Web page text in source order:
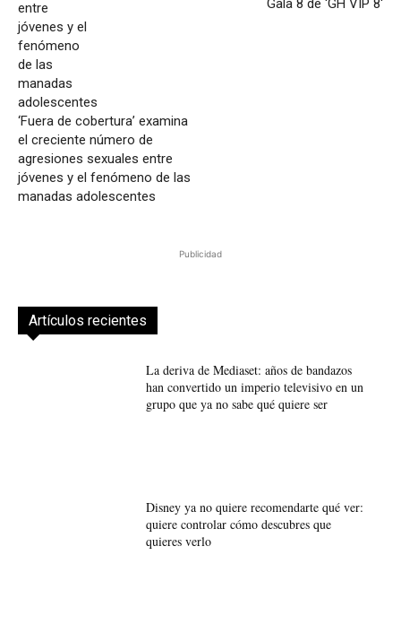
‘Fuera de cobertura’ examina
el creciente número de
agresiones sexuales entre
jóvenes y el fenómeno de las
manadas adolescentes
Gala 8 de 'GH VIP 8'
Publicidad
Artículos recientes
La deriva de Mediaset: años de bandazos
han convertido un imperio televisivo en un
grupo que ya no sabe qué quiere ser
Disney ya no quiere recomendarte qué ver:
quiere controlar cómo descubres que
quieres verlo